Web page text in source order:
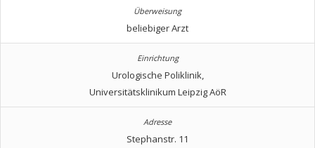
beliebiger Arzt
Urologische Poliklinik,
Universitätsklinikum Leipzig AöR
Stephanstr. 11